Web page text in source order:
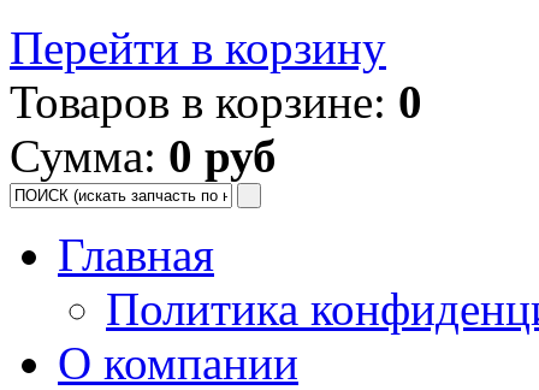
Перейти в корзину
Товаров в корзине: 0
Сумма: 0 руб
Главная
Политика
О компании